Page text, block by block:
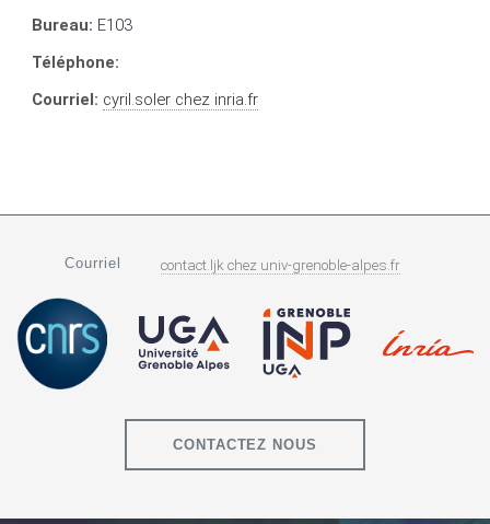
Bureau: E103
Téléphone:
Courriel: cyril.soler chez inria.fr
Courriel contact.ljk chez univ-grenoble-alpes.fr
CONTACTEZ NOUS